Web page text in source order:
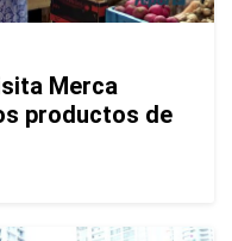
Merca
productos de